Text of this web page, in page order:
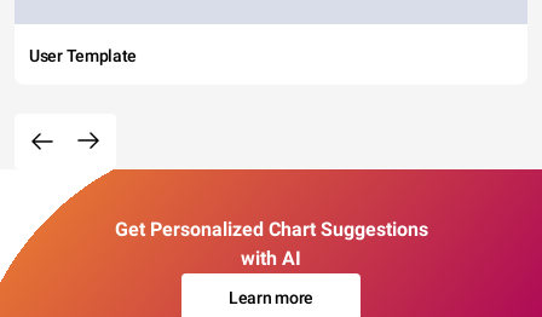
User Template
Get Personalized Chart Suggestions
with AI
Learn more